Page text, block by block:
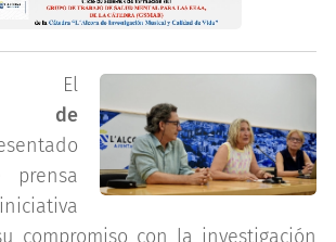
El
de
compromiso con la investigación